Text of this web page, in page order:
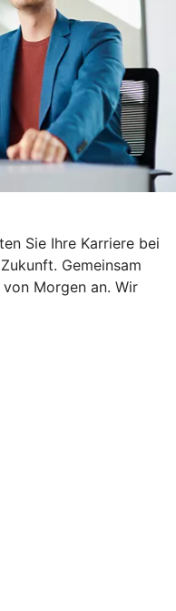
Sie Ihre Karriere bei
Gemeinsam
Morgen an. Wir